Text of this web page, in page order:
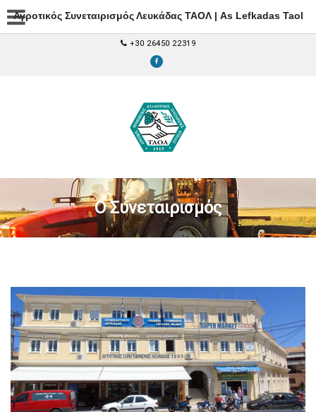
Αγροτικός Συνεταιρισμός Λευκάδας ΤΑΟΛ | As Lefkadas Taol
+30 26450 22319
Ο Συνεταιρισμός